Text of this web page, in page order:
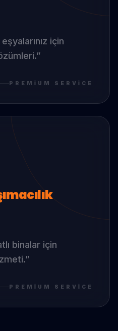
için
”
PREMIUM SERVICE
binalar için
”
PREMIUM SERVICE